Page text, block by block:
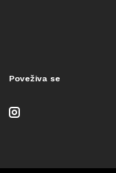
Poveživa se